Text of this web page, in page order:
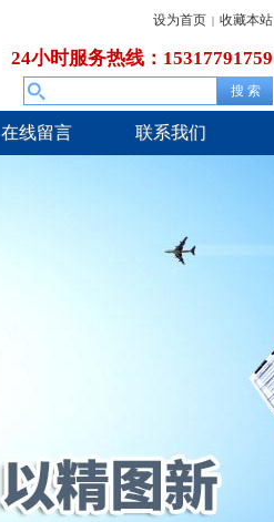
设为首页 | 收藏本站
24小时服务热线：15317791759
在线留言 联系我们